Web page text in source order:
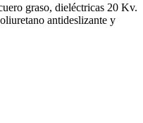
graso, dieléctricas 20 Kv.
antideslizante y